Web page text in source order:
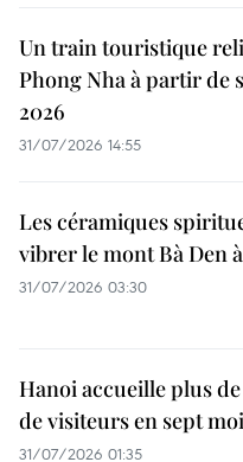
Un train touristique
Phong Nha à partir de
2026
31/07/2026 14:55
Les céramiques
vibrer le mont Bà Den
31/07/2026 03:30
Hanoi accueille plus
de visiteurs en sept
31/07/2026 01:35